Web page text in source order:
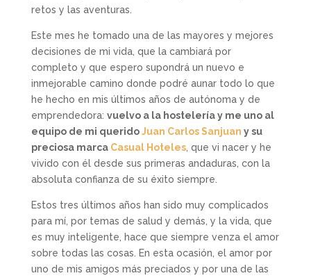
retos y las aventuras.
Este mes he tomado una de las mayores y mejores
decisiones de mi vida, que la cambiará por
completo y que espero supondrá un nuevo e
inmejorable camino donde podré aunar todo lo que
he hecho en mis últimos años de autónoma y de
emprendedora: vuelvo a la hostelería y me uno al
equipo de mi queridoJuan Carlos Sanjuan y su
preciosa marca Casual Hoteles, que vi nacer y he
vivido con él desde sus primeras andaduras, con la
absoluta confianza de su éxito siempre.
Estos tres últimos años han sido muy complicados
para mí, por temas de salud y demás, y la vida, que
es muy inteligente, hace que siempre venza el amor
sobre todas las cosas. En esta ocasión, el amor por
uno de mis amigos más preciados y por una de las